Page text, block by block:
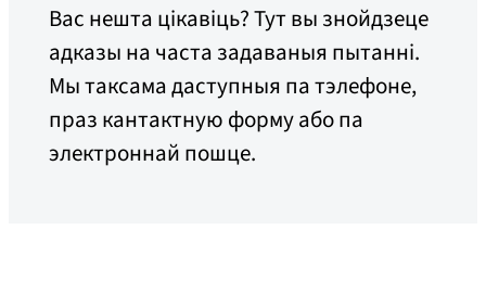
Вас нешта цікавіць? Тут вы знойдзеце
адказы на часта задаваныя пытанні.
Мы таксама даступныя па тэлефоне,
праз кантактную форму або па
электроннай пошце.